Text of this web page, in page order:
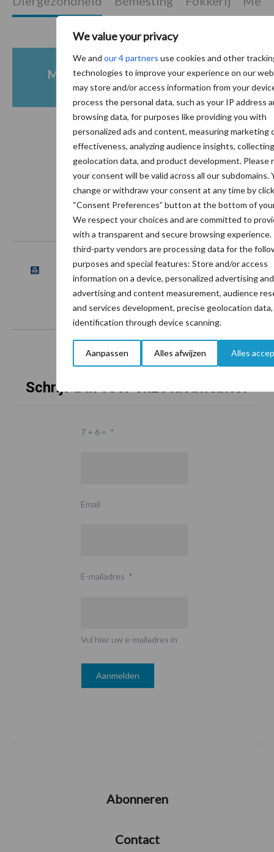
We value your privacy
We and our 4 partners use cookies and other
technologies to improve your experience on our
may store and/or access information from your
process the personal data, such as your IP address
browsing data, for purposes like providing you with
personalized ads and content, measuring marketing
effectiveness, analyzing audience insights,
geolocation data, and product development. Please
your consent will be valid across all our subdomains.
change or withdraw your consent at any time by
“Consent Preferences” button at the bottom of
We respect your choices and are committed to
with a transparent and secure browsing experience.
third-party vendors are processing data for the
purposes and special features: Store and/or access
information on a device, personalized advertising
advertising and content measurement, audience
and services development, precise geolocation data,
identification through device scanning.
Aanpassen Alles afwijzen Alles
Mastitis Hittestress
Toon meer
Onze brandpartners
Schrijf u in voor onze nieuwsbrief
7 + 6 = *
Email
E-mailadres *
Vul hier uw e-mailadres in
Abonneren
Contact